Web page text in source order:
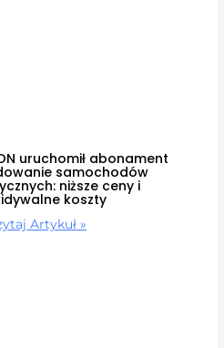
uruchomił abonament
samochodów
niższe ceny i
koszty
Artykuł »